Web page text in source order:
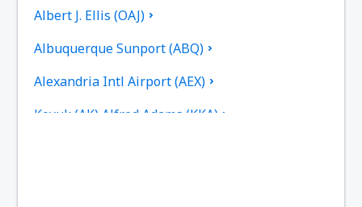
Albert J. Ellis (OAJ)
Albuquerque Sunport (ABQ)
Alexandria Intl Airport (AEX)
Koyuk (AK) Alfred Adams (KKA)